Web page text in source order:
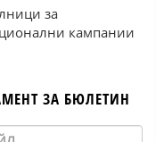
за
кампании
ЗА БЮЛЕТИН